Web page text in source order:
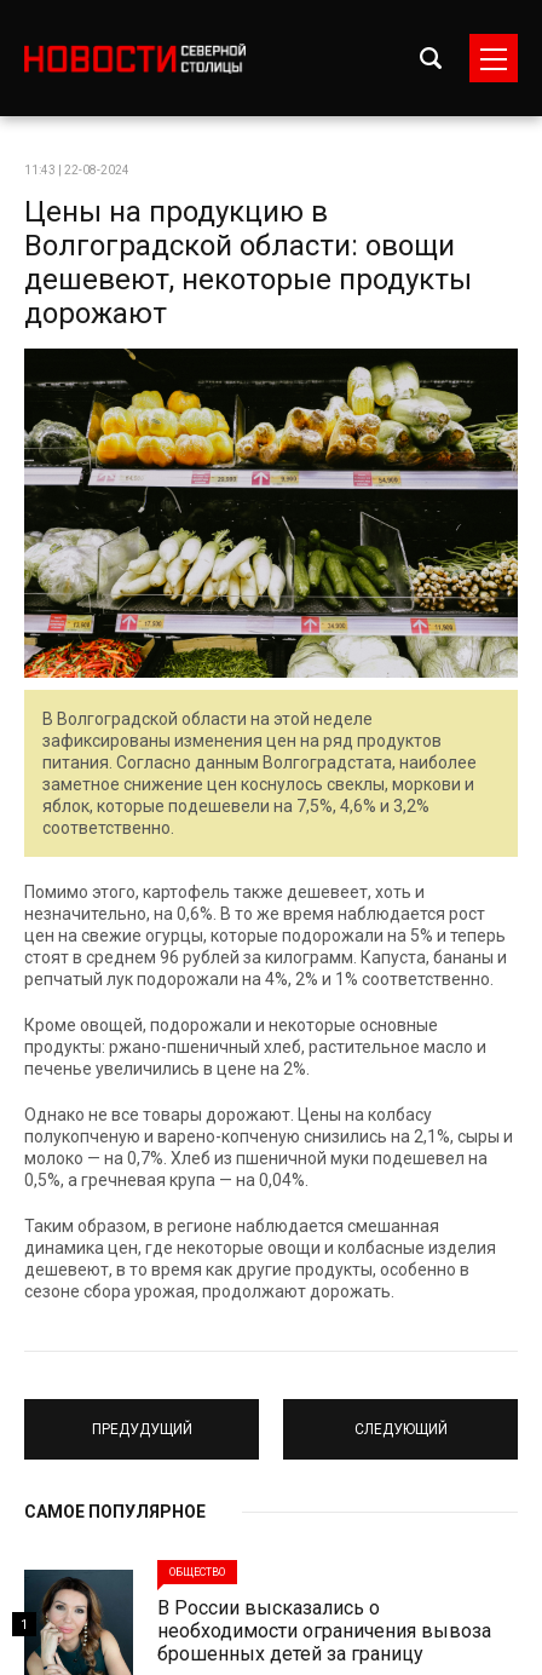
11:43 | 22-08-2024
Цены на продукцию в
Волгоградской области: овощи
дешевеют, некоторые продукты
дорожают
В Волгоградской области на этой неделе
зафиксированы изменения цен на ряд продуктов
питания. Согласно данным Волгоградстата, наиболее
заметное снижение цен коснулось свеклы, моркови и
яблок, которые подешевели на 7,5%, 4,6% и 3,2%
соответственно.
Помимо этого, картофель также дешевеет, хоть и
незначительно, на 0,6%. В то же время наблюдается рост
цен на свежие огурцы, которые подорожали на 5% и теперь
стоят в среднем 96 рублей за килограмм. Капуста, бананы и
репчатый лук подорожали на 4%, 2% и 1% соответственно.
Кроме овощей, подорожали и некоторые основные
продукты: ржано-пшеничный хлеб, растительное масло и
печенье увеличились в цене на 2%.
Однако не все товары дорожают. Цены на колбасу
полукопченую и варено-копченую снизились на 2,1%, сыры и
молоко — на 0,7%. Хлеб из пшеничной муки подешевел на
0,5%, а гречневая крупа — на 0,04%.
Таким образом, в регионе наблюдается смешанная
динамика цен, где некоторые овощи и колбасные изделия
дешевеют, в то время как другие продукты, особенно в
сезоне сбора урожая, продолжают дорожать.
ПРЕДУДУЩИЙ СЛЕДУЮЩИЙ
САМОЕ ПОПУЛЯРНОЕ
ОБЩЕСТВО
В России высказались о
необходимости ограничения вывоза
брошенных детей за границу
1